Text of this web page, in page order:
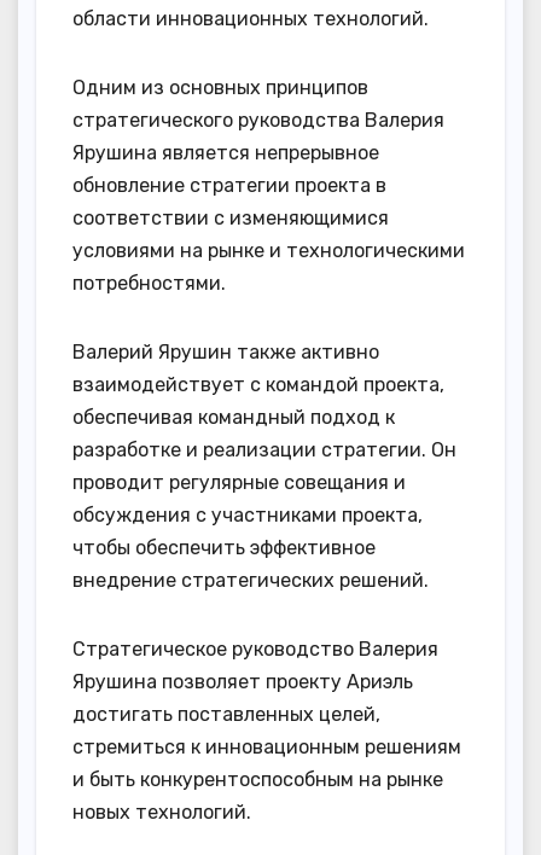
области инновационных технологий.
Одним из основных принципов
стратегического руководства Валерия
Ярушина является непрерывное
обновление стратегии проекта в
соответствии с изменяющимися
условиями на рынке и технологическими
потребностями.
Валерий Ярушин также активно
взаимодействует с командой проекта,
обеспечивая командный подход к
разработке и реализации стратегии. Он
проводит регулярные совещания и
обсуждения с участниками проекта,
чтобы обеспечить эффективное
внедрение стратегических решений.
Стратегическое руководство Валерия
Ярушина позволяет проекту Ариэль
достигать поставленных целей,
стремиться к инновационным решениям
и быть конкурентоспособным на рынке
новых технологий.